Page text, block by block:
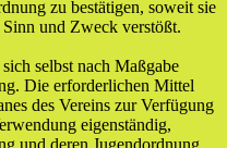
zu bestätigen, soweit sie
und Zweck verstößt.
selbst nach Maßgabe
Die erforderlichen Mittel
des Vereins zur Verfügung
eigenständig,
und deren Jugendordnung.